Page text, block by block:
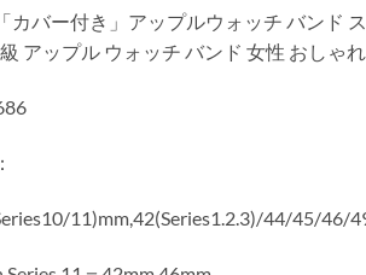
バー付き」アップルウォッチ バンド
アップル ウォッチ バンド 女性 おしゃれ
11)mm,42(Series1.2.3)/44/45/46/